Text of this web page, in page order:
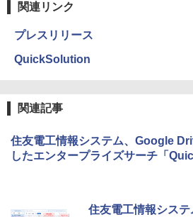
関連リンク
プレスリリース
QuickSolution
関連記事
住友電工情報システム、Google
したエンタープライズサーチ「
住友電工情報シス